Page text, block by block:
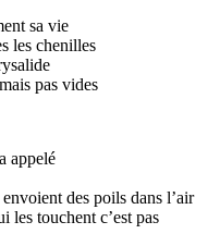
sa vie
les chenilles
pas vides
appelé
des poils dans l’air
les touchent c’est pas